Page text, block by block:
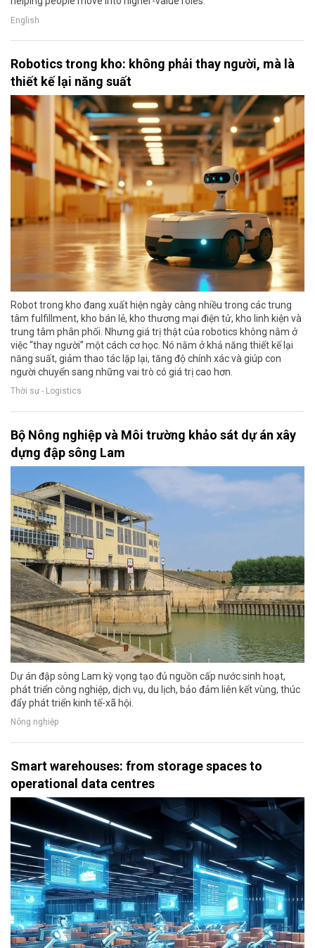
English
Robotics trong kho: không phải thay người, mà là
thiết kế lại năng suất
Robot trong kho đang xuất hiện ngày càng nhiều trong các trung
tâm fulfillment, kho bán lẻ, kho thương mại điện tử, kho linh kiện và
trung tâm phân phối. Nhưng giá trị thật của robotics không nằm ở
việc “thay người” một cách cơ học. Nó nằm ở khả năng thiết kế lại
năng suất, giảm thao tác lặp lại, tăng độ chính xác và giúp con
người chuyển sang những vai trò có giá trị cao hơn.
Thời sự - Logistics
Bộ Nông nghiệp và Môi trường khảo sát dự án xây
dựng đập sông Lam
Dự án đập sông Lam kỳ vọng tạo đủ nguồn cấp nước sinh hoạt,
phát triển công nghiệp, dịch vụ, du lịch, bảo đảm liên kết vùng, thúc
đẩy phát triển kinh tế-xã hội.
Nông nghiệp
Smart warehouses: from storage spaces to
operational data centres